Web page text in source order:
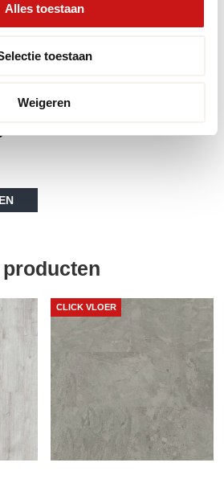
Alles toestaan
toestaan
Weigeren
CLICK VLOER